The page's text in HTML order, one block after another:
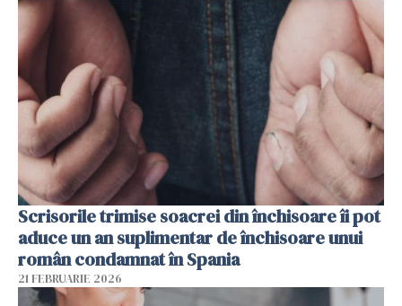
Scrisorile trimise soacrei din închisoare îi pot
aduce un an suplimentar de închisoare unui
român condamnat în Spania
21 FEBRUARIE 2026